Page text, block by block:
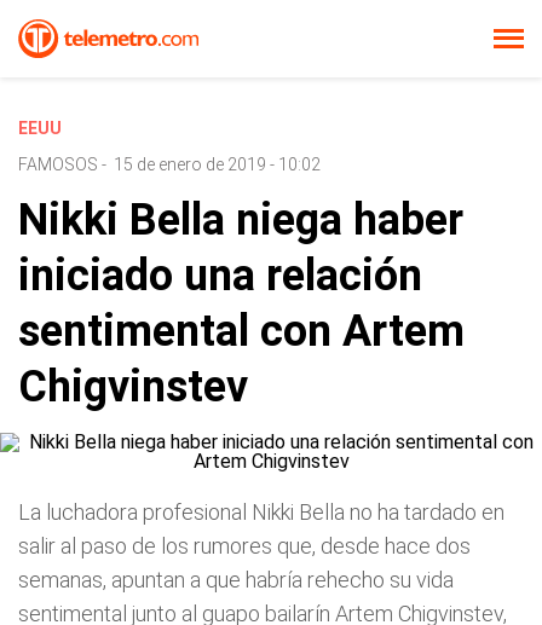
EEUU
FAMOSOS - 15 de enero de 2019 - 10:02
Nikki Bella niega haber
iniciado una relación
sentimental con Artem
Chigvinstev
La luchadora profesional Nikki Bella no ha tardado en
salir al paso de los rumores que, desde hace dos
semanas, apuntan a que habría rehecho su vida
sentimental junto al guapo bailarín Artem Chigvinstev,